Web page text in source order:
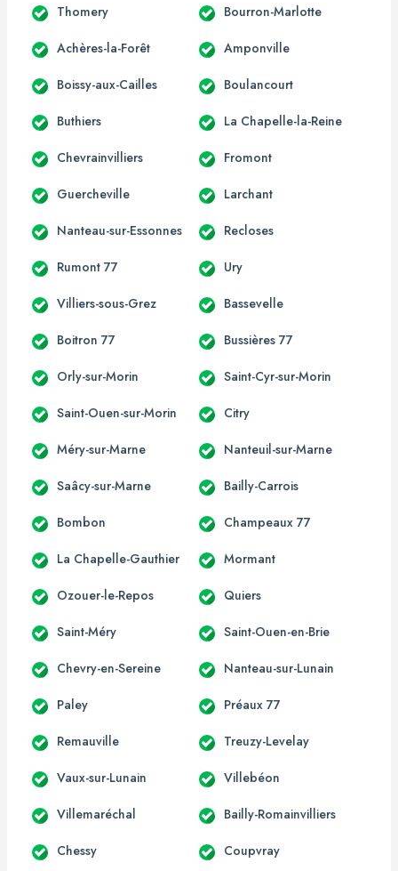
Thomery Bourron-Marlotte
Achères-la-Forêt Amponville
Boissy-aux-Cailles Boulancourt
Buthiers La Chapelle-la-Reine
Chevrainvilliers Fromont
Guercheville Larchant
Nanteau-sur-Essonnes Recloses
Rumont 77 Ury
Villiers-sous-Grez Bassevelle
Boitron 77 Bussières 77
Orly-sur-Morin Saint-Cyr-sur-Morin
Saint-Ouen-sur-Morin Citry
Méry-sur-Marne Nanteuil-sur-Marne
Saâcy-sur-Marne Bailly-Carrois
Bombon Champeaux 77
La Chapelle-Gauthier Mormant
Ozouer-le-Repos Quiers
Saint-Méry Saint-Ouen-en-Brie
Chevry-en-Sereine Nanteau-sur-Lunain
Paley Préaux 77
Remauville Treuzy-Levelay
Vaux-sur-Lunain Villebéon
Villemaréchal Bailly-Romainvilliers
Chessy Coupvray